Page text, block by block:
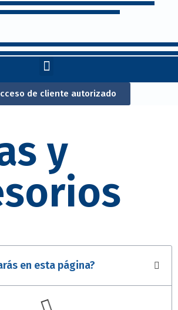
de cliente autorizado
y
en esta página?